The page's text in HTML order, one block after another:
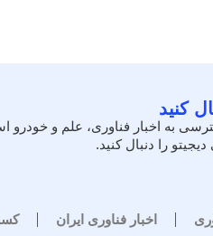
کنید
به اخبار فناوری، علم و خودرو
را دنبال کنید.
اخبار فناوری ایران